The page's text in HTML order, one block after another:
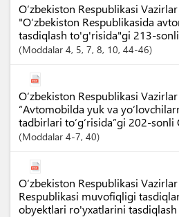
O‘zbekiston Respublikasi
"O‘zbekiston Respublikasida
tasdiqlash to'g'risida"gi 213-
Moddalar 4, 5, 7, 8, 10, 44-46
O‘zbekiston Respublikasi
“Avtomobilda yuk va
tadbirlari to‘g‘risida”gi 202-sonli
Moddalar 4-7, 40
O‘zbekiston Respublikasi
Respublikasi muvofiqligi
obyektlari ro'yxatlarini